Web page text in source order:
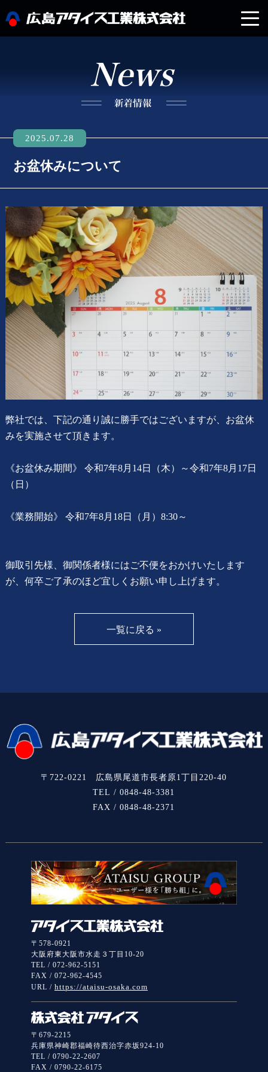
採用情報
お問い合わせ
用語集
2025.07.28
お盆休みについて
弊社では、下記の通り誠に勝手ではございますが、お盆休
みを実施させて頂きます。
《お盆休み期間》 令和7年8月14日（木）～令和7年8月17日
（日）
《業務開始》 令和7年8月18日（月）8:30～
御取引先様、御関係者様にはご不便をおかけいたします
が、何卒ご了承のほど宜しくお願い申し上げます。
一覧に戻る »
〒722-0221 広島県尾道市長者原1丁目220-40
TEL / 0848-48-3381
FAX / 0848-48-2371
〒578-0921
大阪府東大阪市水走３丁目10-20
TEL / 072-962-5151
FAX / 072-962-4545
URL / https://ataisu-osaka.com
〒679-2215
兵庫県神崎郡福崎待西治字赤坂924-10
TEL / 0790-22-2607
FAX / 0790-22-6175